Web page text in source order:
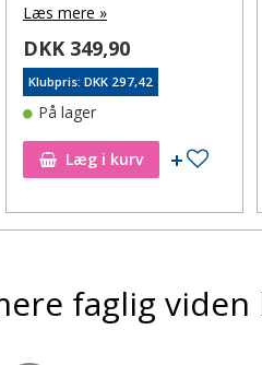
ønskeseddel
Læs mere »
DKK 349,90
Klubpris: DKK 297,42
På lager
Læg i kurv Tilføj til
faglig viden